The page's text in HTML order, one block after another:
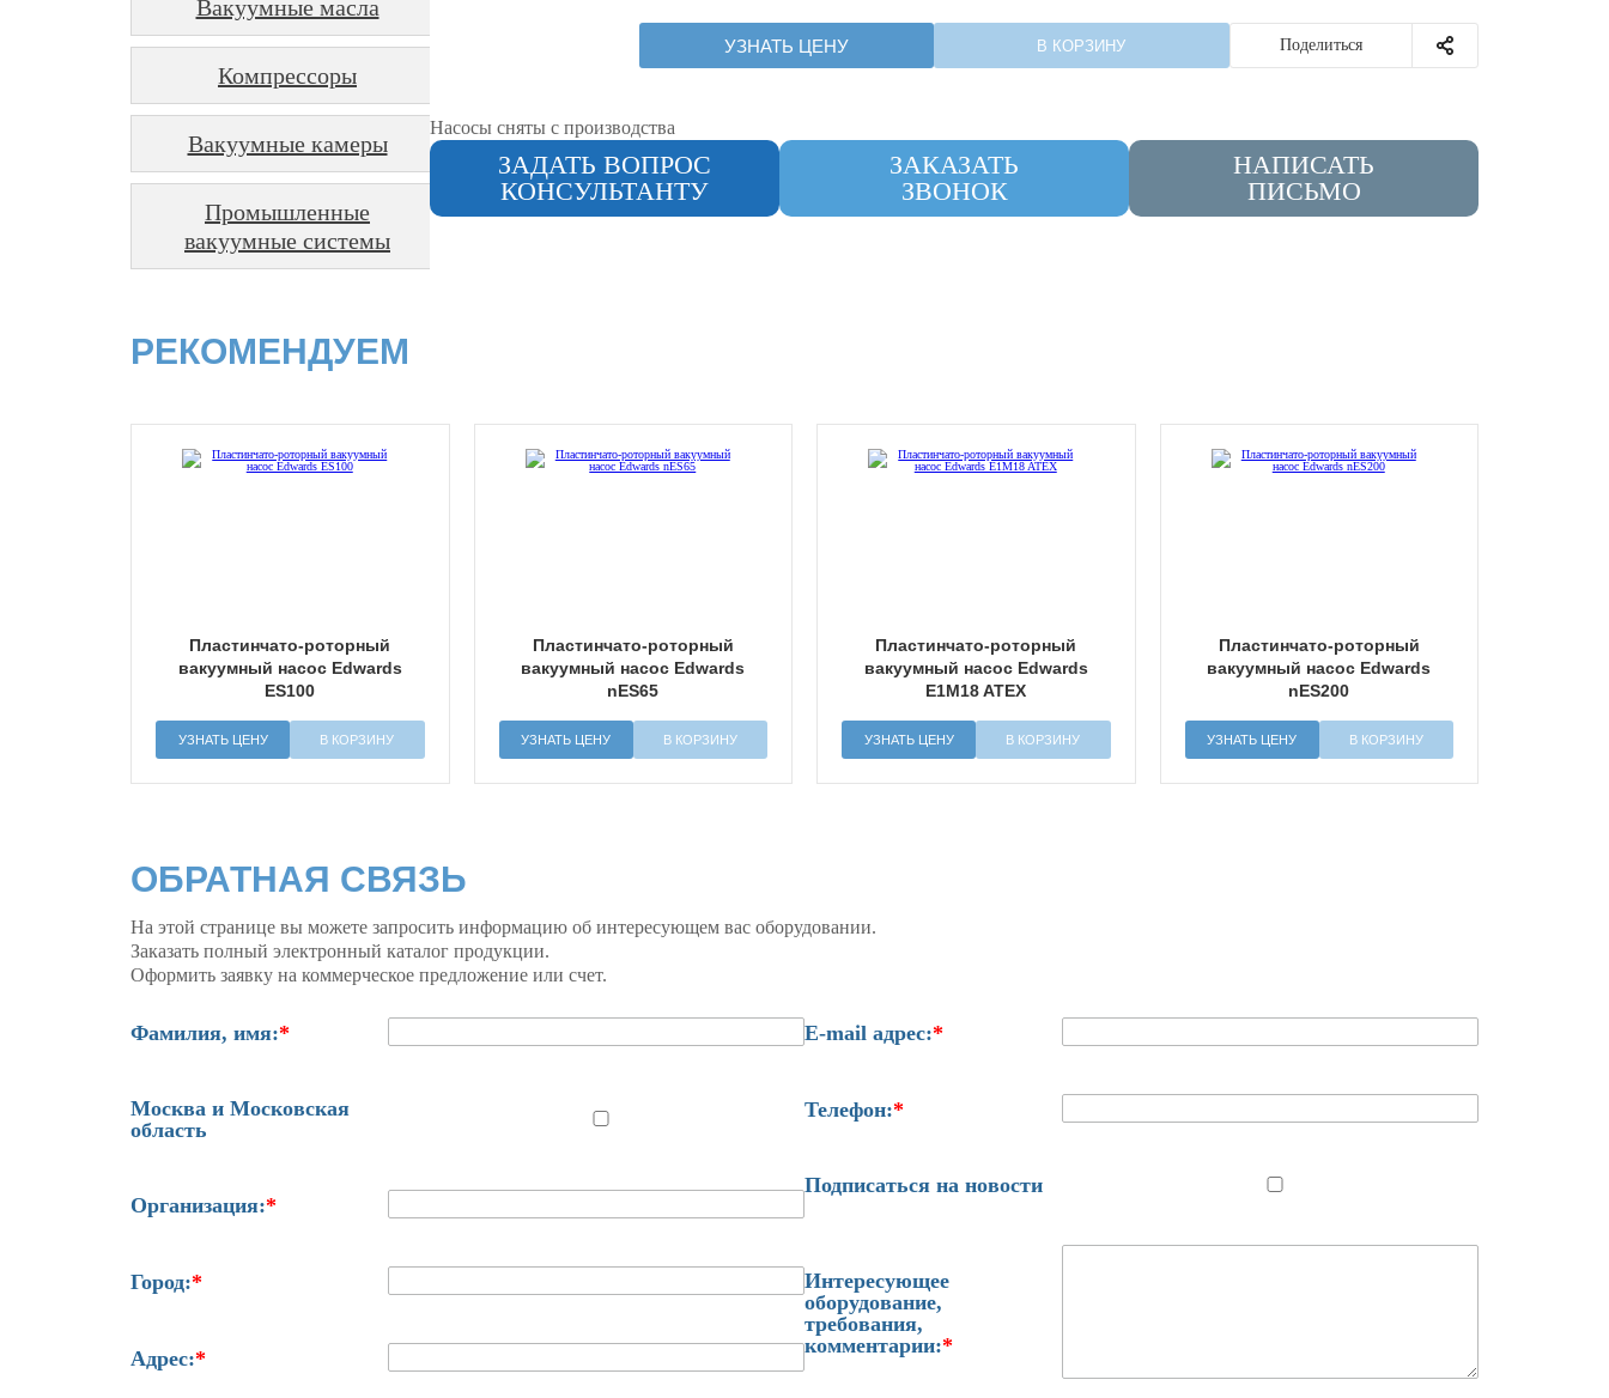
Вакуумные масла
Компрессоры
Вакуумные камеры
Промышленные
вакуумные системы
УЗНАТЬ ЦЕНУ В КОРЗИНУ Поделиться
Насосы сняты с производства
ЗАДАТЬ ВОПРОС
КОНСУЛЬТАНТУ
ЗАКАЗАТЬ
ЗВОНОК
НАПИСАТЬ
ПИСЬМО
РЕКОМЕНДУЕМ
Пластинчато-роторный
вакуумный насос Edwards
ES100
УЗНАТЬ ЦЕНУ В КОРЗИНУ
Пластинчато-роторный
вакуумный насос Edwards
nES65
УЗНАТЬ ЦЕНУ В КОРЗИНУ
Пластинчато-роторный
вакуумный насос Edwards
E1M18 ATEX
УЗНАТЬ ЦЕНУ В КОРЗИНУ
Пластинчато-роторный
вакуумный насос Edwards
nES200
УЗНАТЬ ЦЕНУ В КОРЗИНУ
ОБРАТНАЯ СВЯЗЬ
На этой странице вы можете запросить информацию об интересующем вас оборудовании.
Заказать полный электронный каталог продукции.
Оформить заявку на коммерческое предложение или счет.
Фамилия, имя:*
Москва и Московская
область
Организация:*
Город:*
Адрес:*
E-mail адрес:*
Телефон:*
Подписаться на новости
Интересующее
оборудование,
требования,
комментарии:*